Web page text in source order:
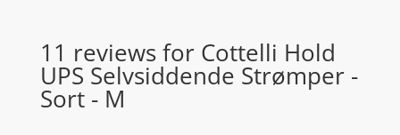
11 reviews for Cottelli Hold
UPS Selvsiddende Strømper -
Sort - M